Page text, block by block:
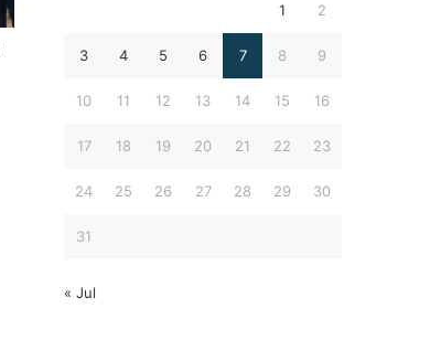
1 2
3 4 5 6 7 8 9
10 11 12 13 14 15 16
17 18 19 20 21 22 23
24 25 26 27 28 29 30
31
« Jul